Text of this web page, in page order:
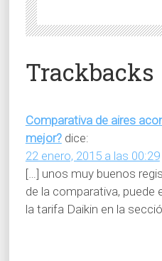
Trackbacks
Comparativa de aires
mejor? dice:
22 enero, 2015 a las 00:29
[…] unos muy buenos
de la comparativa, puede
la tarifa Daikin en la